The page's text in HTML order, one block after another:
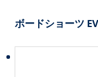
ボードショーツ